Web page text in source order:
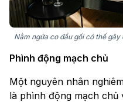
Nằm ngửa co đầu gối có thể
Phình động mạch chủ
Một nguyên nhân
là phình động mạch